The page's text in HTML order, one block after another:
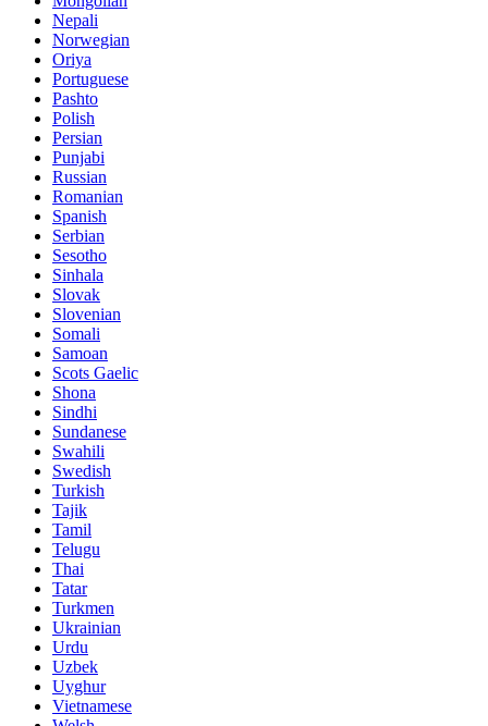
Nepali
Norwegian
Oriya
Portuguese
Pashto
Polish
Persian
Punjabi
Russian
Romanian
Spanish
Serbian
Sesotho
Sinhala
Slovak
Slovenian
Somali
Samoan
Scots Gaelic
Shona
Sindhi
Sundanese
Swahili
Swedish
Turkish
Tajik
Tamil
Telugu
Thai
Tatar
Turkmen
Ukrainian
Urdu
Uzbek
Uyghur
Vietnamese